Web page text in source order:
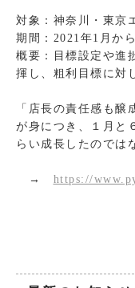
対象：神奈川・東京
期間：2021年1月から
概要：目標設定や進
揮し、粗利目標に対
「店長の責任感も醸
が身につき、１月と
らい成長したのでは
→ https://